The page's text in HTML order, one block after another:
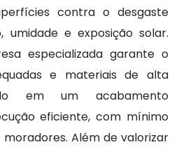
contra o desgaste
umidade e exposição solar.
especializada garante o
e materiais de alta
em um acabamento
eficiente, com mínimo
Além de valorizar